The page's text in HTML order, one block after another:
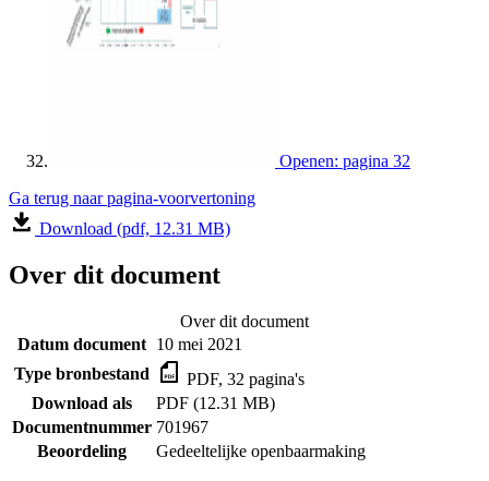
Openen: pagina 32
Ga terug naar pagina-voorvertoning
Download (pdf, 12.31 MB)
Over dit document
Over dit document
Datum document 10 mei 2021
Type bronbestand
PDF, 32 pagina's
Download als
PDF (12.31 MB)
Documentnummer 701967
Beoordeling
Gedeeltelijke openbaarmaking